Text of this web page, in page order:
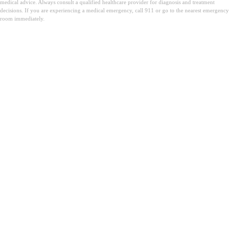
medical advice. Always consult a qualified healthcare provider for diagnosis and treatment
decisions. If you are experiencing a medical emergency, call 911 or go to the nearest emergency
room immediately.